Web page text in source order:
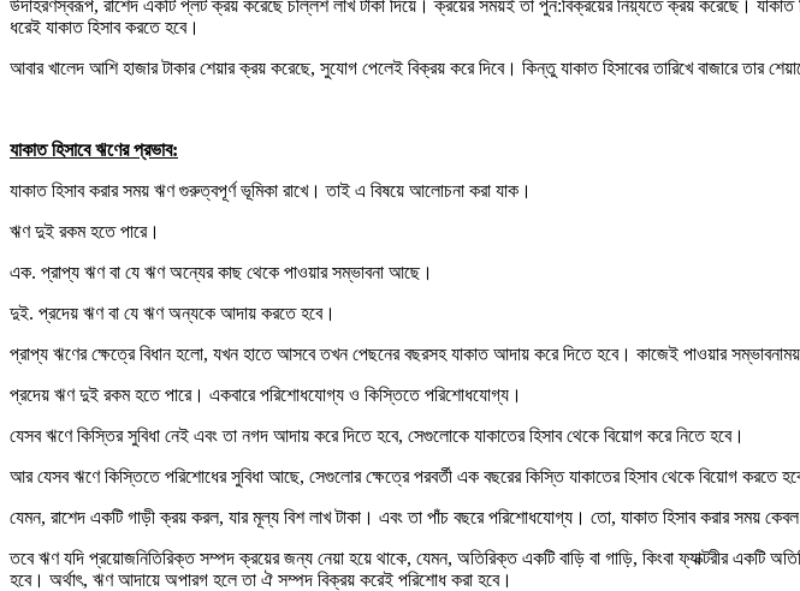
উদাহরণস্বরূপ, রাশেদ একটি প্লট ক্রয় করেছে চল্লিশ লাখ টাকা দিয়ে। ক্রয়ের সময়ই তা পুন:বিক্রয়ের নিয়্যতে ক্রয় করেছে। যাকাত
ধরেই যাকাত হিসাব করতে হবে।
আবার খালেদ আশি হাজার টাকার শেয়ার ক্রয় করেছে, সুযোগ পেলেই বিক্রয় করে দিবে। কিন্তু যাকাত হিসাবের তারিখে বাজারে তার
যাকাত হিসাবে ঋণের প্রভাব:
যাকাত হিসাব করার সময় ঋণ গুরুত্বপূর্ণ ভূমিকা রাখে। তাই এ বিষয়ে আলোচনা করা যাক।
ঋণ দুই রকম হতে পারে।
এক. প্রাপ্য ঋণ বা যে ঋণ অন্যের কাছ থেকে পাওয়ার সম্ভাবনা আছে।
দুই. প্রদেয় ঋণ বা যে ঋণ অন্যকে আদায় করতে হবে।
প্রাপ্য ঋণের ক্ষেত্রে বিধান হলো, যখন হাতে আসবে তখন পেছনের বছরসহ যাকাত আদায় করে দিতে হবে। কাজেই পাওয়ার
প্রদেয় ঋণ দুই রকম হতে পারে। একবারে পরিশোধযোগ্য ও কিস্তিতে পরিশোধযোগ্য।
যেসব ঋণে কিস্তির সুবিধা নেই এবং তা নগদ আদায় করে দিতে হবে, সেগুলোকে যাকাতের হিসাব থেকে বিয়োগ করে নিতে হবে।
আর যেসব ঋণে কিস্তিতে পরিশোধের সুবিধা আছে, সেগুলোর ক্ষেত্রে পরবর্তী এক বছরের কিস্তি যাকাতের হিসাব থেকে বিয়োগ করতে
যেমন, রাশেদ একটি গাড়ী ক্রয় করল, যার মূল্য বিশ লাখ টাকা। এবং তা পাঁচ বছরে পরিশোধযোগ্য। তো, যাকাত হিসাব করার সময় কেবল
তবে ঋণ যদি প্রয়োজনিতিরিক্ত সম্পদ ক্রয়ের জন্য নেয়া হয়ে থাকে, যেমন, অতিরিক্ত একটি বাড়ি বা গাড়ি, কিংবা ফ্যাক্টরীর একটি
হবে। অর্থাৎ, ঋণ আদায়ে অপারগ হলে তা ঐ সম্পদ বিক্রয় করেই পরিশোধ করা হবে।